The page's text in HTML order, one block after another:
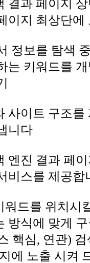
결과 페이지
이지 최상단에
정보를 탐색
는 키워드를
사이트 구조를
니다
엔진 결과 페
비스를 제공합
워드를 위치시
방식에 맞게
핵심, 연관)
에 노출 시켜